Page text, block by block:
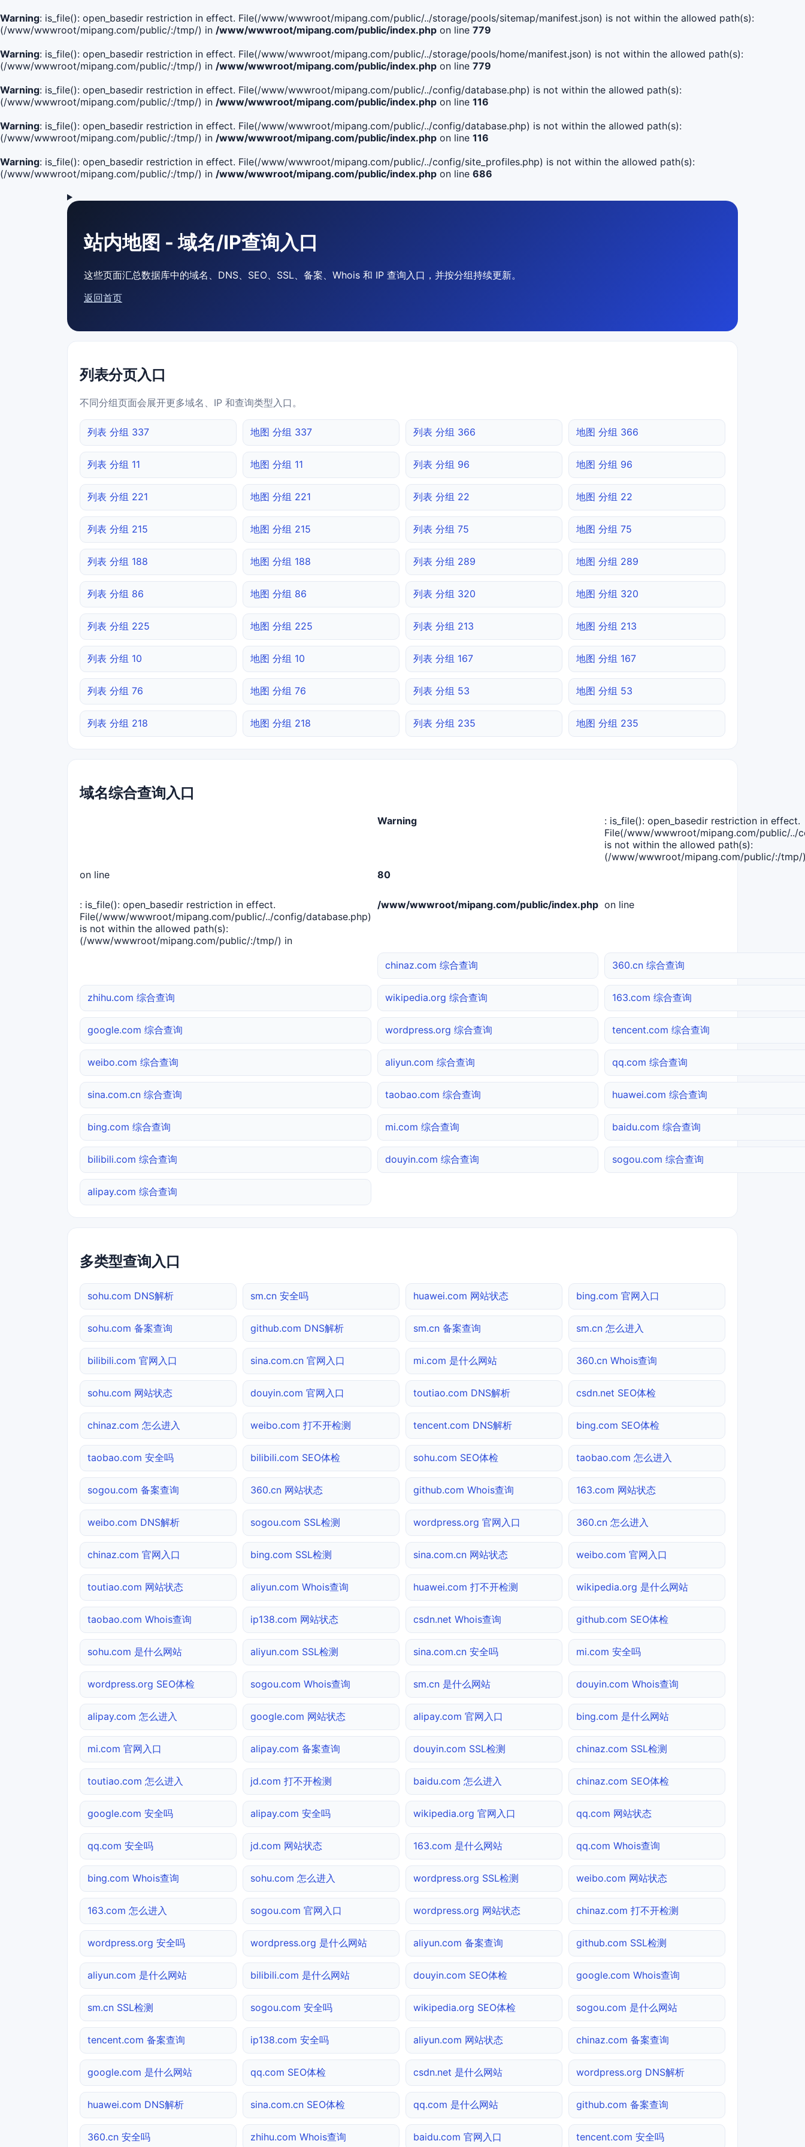
Warning: is_file(): open_basedir restriction in effect. File(/www/wwwroot/mipang.com/public/../storage/pools/sitemap/manifest.json) is not within the allowed path(s):
(/www/wwwroot/mipang.com/public/:/tmp/) in /www/wwwroot/mipang.com/public/index.php on line 779
Warning: is_file(): open_basedir restriction in effect. File(/www/wwwroot/mipang.com/public/../storage/pools/home/manifest.json) is not within the allowed path(s):
(/www/wwwroot/mipang.com/public/:/tmp/) in /www/wwwroot/mipang.com/public/index.php on line 779
Warning: is_file(): open_basedir restriction in effect. File(/www/wwwroot/mipang.com/public/../config/database.php) is not within the allowed path(s):
(/www/wwwroot/mipang.com/public/:/tmp/) in /www/wwwroot/mipang.com/public/index.php on line 116
Warning: is_file(): open_basedir restriction in effect. File(/www/wwwroot/mipang.com/public/../config/database.php) is not within the allowed path(s):
(/www/wwwroot/mipang.com/public/:/tmp/) in /www/wwwroot/mipang.com/public/index.php on line 116
Warning: is_file(): open_basedir restriction in effect. File(/www/wwwroot/mipang.com/public/../config/site_profiles.php) is not within the allowed path(s):
(/www/wwwroot/mipang.com/public/:/tmp/) in /www/wwwroot/mipang.com/public/index.php on line 686
站内地图 - 域名/IP查询入口
这些页面汇总数据库中的域名、DNS、SEO、SSL、备案、Whois 和 IP 查询入口，并按分组持续更新。
返回首页
列表分页入口
不同分组页面会展开更多域名、IP 和查询类型入口。
列表 分组 337 地图 分组 337 列表 分组 366 地图 分组 366
列表 分组 11 地图 分组 11 列表 分组 96 地图 分组 96
列表 分组 221 地图 分组 221 列表 分组 22 地图 分组 22
列表 分组 215 地图 分组 215 列表 分组 75 地图 分组 75
列表 分组 188 地图 分组 188 列表 分组 289 地图 分组 289
列表 分组 86 地图 分组 86 列表 分组 320 地图 分组 320
列表 分组 225 地图 分组 225 列表 分组 213 地图 分组 213
列表 分组 10 地图 分组 10 列表 分组 167 地图 分组 167
列表 分组 76 地图 分组 76 列表 分组 53 地图 分组 53
列表 分组 218 地图 分组 218 列表 分组 235 地图 分组 235
域名综合查询入口
Warning
: is_file(): open_basedir restriction in effect.
File(/www/wwwroot/mipang.com/public/../
is not within the allowed path(s):
(/www/wwwroot/mipang.com/public/:/tmp/
on line
80
: is_file(): open_basedir restriction in effect.
File(/www/wwwroot/mipang.com/public/../config/database.php)
is not within the allowed path(s):
(/www/wwwroot/mipang.com/public/:/tmp/) in
/www/wwwroot/mipang.com/public/index.php on line
chinaz.com 综合查询 360.cn 综合查询
zhihu.com 综合查询 wikipedia.org 综合查询 163.com 综合查询
google.com 综合查询 wordpress.org 综合查询 tencent.com 综合查询
weibo.com 综合查询 aliyun.com 综合查询 qq.com 综合查询
sina.com.cn 综合查询 taobao.com 综合查询 huawei.com 综合查询
bing.com 综合查询 mi.com 综合查询 baidu.com 综合查询
bilibili.com 综合查询 douyin.com 综合查询 sogou.com 综合查询
alipay.com 综合查询
多类型查询入口
sohu.com DNS解析 sm.cn 安全吗 huawei.com 网站状态 bing.com 官网入口
sohu.com 备案查询 github.com DNS解析 sm.cn 备案查询 sm.cn 怎么进入
bilibili.com 官网入口 sina.com.cn 官网入口 mi.com 是什么网站 360.cn Whois查询
sohu.com 网站状态 douyin.com 官网入口 toutiao.com DNS解析 csdn.net SEO体检
chinaz.com 怎么进入 weibo.com 打不开检测 tencent.com DNS解析 bing.com SEO体检
taobao.com 安全吗 bilibili.com SEO体检 sohu.com SEO体检 taobao.com 怎么进入
sogou.com 备案查询 360.cn 网站状态 github.com Whois查询 163.com 网站状态
weibo.com DNS解析 sogou.com SSL检测 wordpress.org 官网入口 360.cn 怎么进入
chinaz.com 官网入口 bing.com SSL检测 sina.com.cn 网站状态 weibo.com 官网入口
toutiao.com 网站状态 aliyun.com Whois查询 huawei.com 打不开检测 wikipedia.org 是什么网站
taobao.com Whois查询 ip138.com 网站状态 csdn.net Whois查询 github.com SEO体检
sohu.com 是什么网站 aliyun.com SSL检测 sina.com.cn 安全吗 mi.com 安全吗
wordpress.org SEO体检 sogou.com Whois查询 sm.cn 是什么网站 douyin.com Whois查询
alipay.com 怎么进入 google.com 网站状态 alipay.com 官网入口 bing.com 是什么网站
mi.com 官网入口 alipay.com 备案查询 douyin.com SSL检测 chinaz.com SSL检测
toutiao.com 怎么进入 jd.com 打不开检测 baidu.com 怎么进入 chinaz.com SEO体检
google.com 安全吗 alipay.com 安全吗 wikipedia.org 官网入口 qq.com 网站状态
qq.com 安全吗 jd.com 网站状态 163.com 是什么网站 qq.com Whois查询
bing.com Whois查询 sohu.com 怎么进入 wordpress.org SSL检测 weibo.com 网站状态
163.com 怎么进入 sogou.com 官网入口 wordpress.org 网站状态 chinaz.com 打不开检测
wordpress.org 安全吗 wordpress.org 是什么网站 aliyun.com 备案查询 github.com SSL检测
aliyun.com 是什么网站 bilibili.com 是什么网站 douyin.com SEO体检 google.com Whois查询
sm.cn SSL检测 sogou.com 安全吗 wikipedia.org SEO体检 sogou.com 是什么网站
tencent.com 备案查询 ip138.com 安全吗 aliyun.com 网站状态 chinaz.com 备案查询
google.com 是什么网站 qq.com SEO体检 csdn.net 是什么网站 wordpress.org DNS解析
huawei.com DNS解析 sina.com.cn SEO体检 qq.com 是什么网站 github.com 备案查询
360.cn 安全吗 zhihu.com Whois查询 baidu.com 官网入口 tencent.com 安全吗